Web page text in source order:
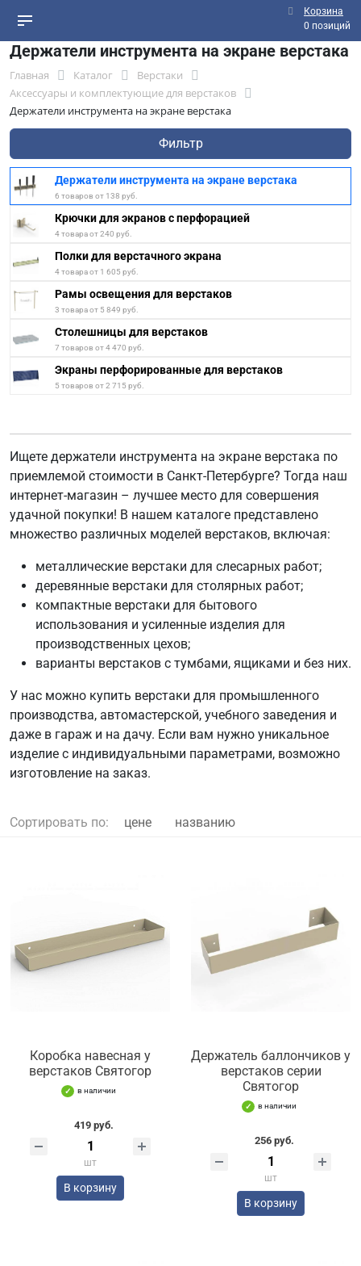
Корзина
0 позиций
Держатели инструмента на экране верстака
Главная Каталог
Верстаки
Аксессуары и комплектующие для верстаков
Держатели инструмента на экране верстака
Фильтр
Держатели инструмента на экране верстака
6 товаров от 138 руб.
Крючки для экранов с перфорацией
4 товара от 240 руб.
Полки для верстачного экрана
4 товара от 1 605 руб.
Рамы освещения для верстаков
3 товара от 5 849 руб.
Столешницы для верстаков
7 товаров от 4 470 руб.
Экраны перфорированные для верстаков
5 товаров от 2 715 руб.
Ищете держатели инструмента на экране верстака по
приемлемой стоимости в Санкт-Петербурге? Тогда наш
интернет-магазин – лучшее место для совершения
удачной покупки! В нашем каталоге представлено
множество различных моделей верстаков, включая:
металлические верстаки для слесарных работ;
деревянные верстаки для столярных работ;
компактные верстаки для бытового
использования и усиленные изделия для
производственных цехов;
варианты верстаков с тумбами, ящиками и без них.
У нас можно купить верстаки для промышленного
производства, автомастерской, учебного заведения и
даже в гараж и на дачу. Если вам нужно уникальное
изделие с индивидуальными параметрами, возможно
изготовление на заказ.
Сортировать по: цене названию
Коробка навесная у
верстаков Святогор
в наличии
419 руб.
шт
В корзину
Держатель баллончиков у
верстаков серии
Святогор
в наличии
256 руб.
шт
В корзину